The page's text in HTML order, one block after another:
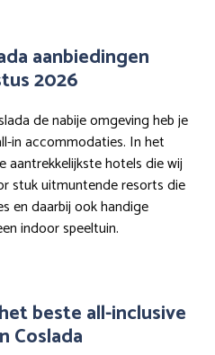
aanbiedingen
2026
de nabije omgeving heb je
in accommodaties. In het
aantrekkelijkste hotels die wij
stuk uitmuntende resorts die
en daarbij ook handige
indoor speeltuin.
beste all-inclusive
Coslada